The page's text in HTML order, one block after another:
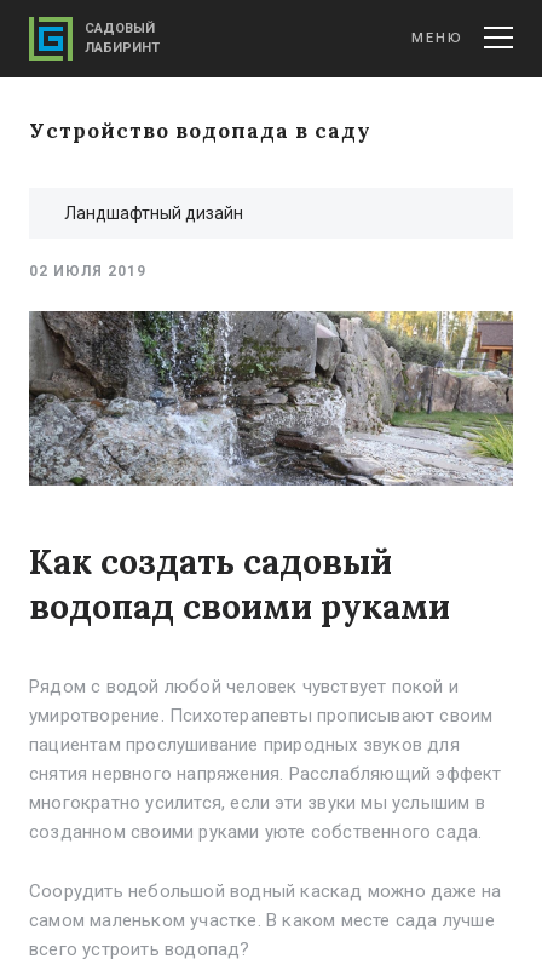
Устройство водопада в саду
Ландшафтный дизайн
02 ИЮЛЯ 2019
Как создать садовый
водопад своими руками
Рядом с водой любой человек чувствует покой и
умиротворение. Психотерапевты прописывают своим
пациентам прослушивание природных звуков для
снятия нервного напряжения. Расслабляющий эффект
многократно усилится, если эти звуки мы услышим в
созданном своими руками уюте собственного сада.
Соорудить небольшой водный каскад можно даже на
самом маленьком участке. В каком месте сада лучше
всего устроить водопад?
САДОВЫЙ
ЛАБИРИНТ
МЕНЮ